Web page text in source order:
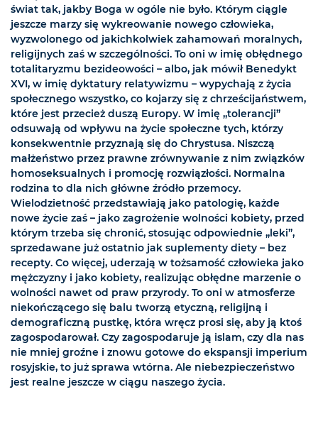
świat tak, jakby Boga w ogóle nie było. Którym ciągle
jeszcze marzy się wykreowanie nowego człowieka,
wyzwolonego od jakichkolwiek zahamowań moralnych,
religijnych zaś w szczególności. To oni w imię obłędnego
totalitaryzmu bezideowości – albo, jak mówił Benedykt
XVI, w imię dyktatury relatywizmu – wypychają z życia
społecznego wszystko, co kojarzy się z chrześcijaństwem,
które jest przecież duszą Europy. W imię „tolerancji”
odsuwają od wpływu na życie społeczne tych, którzy
konsekwentnie przyznają się do Chrystusa. Niszczą
małżeństwo przez prawne zrównywanie z nim związków
homoseksualnych i promocję rozwiązłości. Normalna
rodzina to dla nich główne źródło przemocy.
Wielodzietność przedstawiają jako patologię, każde
nowe życie zaś – jako zagrożenie wolności kobiety, przed
którym trzeba się chronić, stosując odpowiednie „leki”,
sprzedawane już ostatnio jak suplementy diety – bez
recepty. Co więcej, uderzają w tożsamość człowieka jako
mężczyzny i jako kobiety, realizując obłędne marzenie o
wolności nawet od praw przyrody. To oni w atmosferze
niekończącego się balu tworzą etyczną, religijną i
demograficzną pustkę, która wręcz prosi się, aby ją ktoś
zagospodarował. Czy zagospodaruje ją islam, czy dla nas
nie mniej groźne i znowu gotowe do ekspansji imperium
rosyjskie, to już sprawa wtórna. Ale niebezpieczeństwo
jest realne jeszcze w ciągu naszego życia.